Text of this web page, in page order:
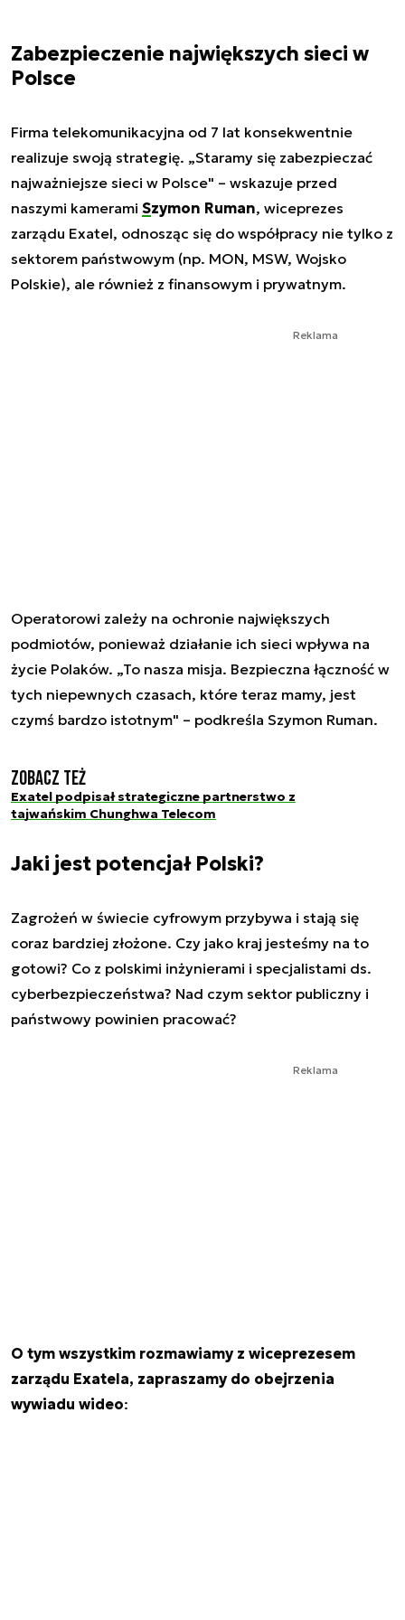
Zabezpieczenie największych sieci w
Polsce
Firma telekomunikacyjna od 7 lat konsekwentnie
realizuje swoją strategię. „Staramy się zabezpieczać
najważniejsze sieci w Polsce" – wskazuje przed
naszymi kamerami Szymon Ruman, wiceprezes
zarządu Exatel, odnosząc się do współpracy nie tylko z
sektorem państwowym (np. MON, MSW, Wojsko
Polskie), ale również z finansowym i prywatnym.
Reklama
Operatorowi zależy na ochronie największych
podmiotów, ponieważ działanie ich sieci wpływa na
życie Polaków. „To nasza misja. Bezpieczna łączność w
tych niepewnych czasach, które teraz mamy, jest
czymś bardzo istotnym" – podkreśla Szymon Ruman.
Zobacz też
Exatel podpisał strategiczne partnerstwo z
tajwańskim Chunghwa Telecom
Jaki jest potencjał Polski?
Zagrożeń w świecie cyfrowym przybywa i stają się
coraz bardziej złożone. Czy jako kraj jesteśmy na to
gotowi? Co z polskimi inżynierami i specjalistami ds.
cyberbezpieczeństwa? Nad czym sektor publiczny i
państwowy powinien pracować?
Reklama
O tym wszystkim rozmawiamy z wiceprezesem
zarządu Exatela, zapraszamy do obejrzenia
wywiadu wideo: